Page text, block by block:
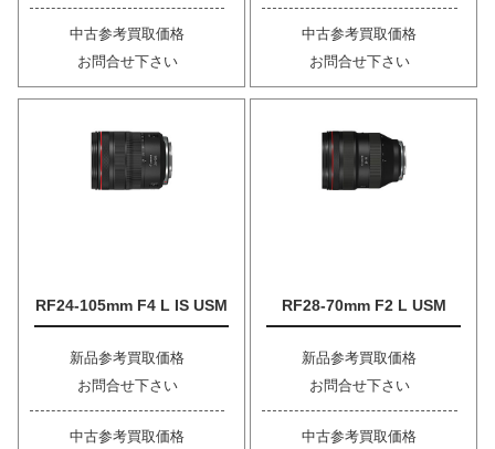
中古参考買取価格
お問合せ下さい
中古参考買取価格
お問合せ下さい
RF24-105mm F4 L IS USM
新品参考買取価格
お問合せ下さい
中古参考買取価格
RF28-70mm F2 L USM
新品参考買取価格
お問合せ下さい
中古参考買取価格